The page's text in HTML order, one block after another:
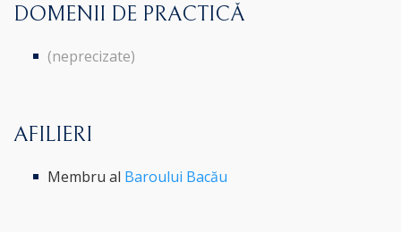
DOMENII DE PRACTICĂ
(neprecizate)
AFILIERI
Membru al Baroului Bacău